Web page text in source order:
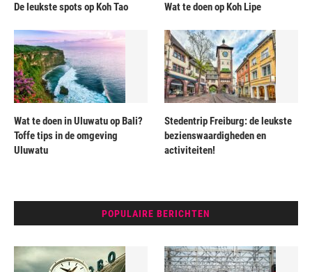
De leukste spots op Koh Tao Wat te doen op Koh Lipe
Wat te doen in Uluwatu op Bali?
Toffe tips in de omgeving
Uluwatu
Stedentrip Freiburg: de leukste
bezienswaardigheden en
activiteiten!
POPULAIRE BERICHTEN